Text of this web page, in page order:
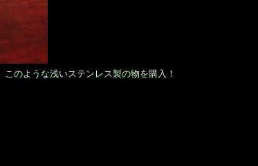
のような浅いステンレス製の物を購入！